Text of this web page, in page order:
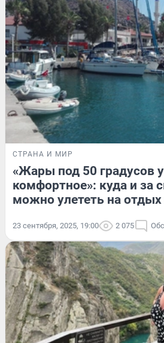
СТРАНА И МИР
«Жары под 50 градусов
комфортное»: куда и за
можно улететь на отдых
23 сентября, 2025, 19:00 2 075